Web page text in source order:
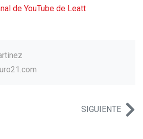
de YouTube de Leatt
SIGUIENTE